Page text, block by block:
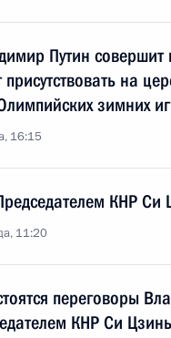
Путин совершит
присутствовать на
зимних
16:15
КНР Си
11:20
переговоры
КНР Си